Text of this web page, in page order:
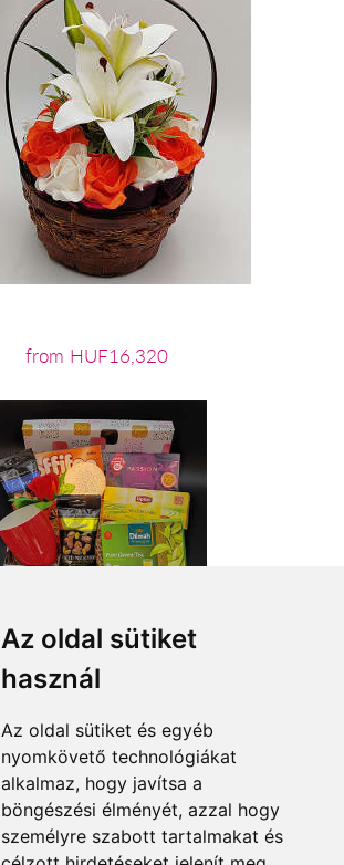
Az oldal sütiket
használ
Az oldal sütiket és egyéb
nyomkövető technológiákat
alkalmaz, hogy javítsa a
böngészési élményét, azzal hogy
személyre szabott tartalmakat és
from HUF16,320
from HUF20,440
Accepted payment methods